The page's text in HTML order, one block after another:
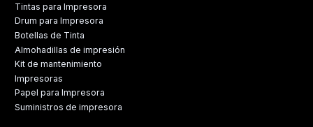
Tintas para Impresora
Drum para Impresora
Botellas de Tinta
Almohadillas de impresión
Kit de mantenimiento
Impresoras
Papel para Impresora
Suministros de impresora